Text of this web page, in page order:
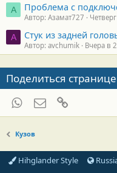
А Проблема с
Автор: Азамат727
A Стук из задней
Автор: avchumik Вчера в
Поделиться
WhatsAppЭлектронная
Кузов
Hihglander Style